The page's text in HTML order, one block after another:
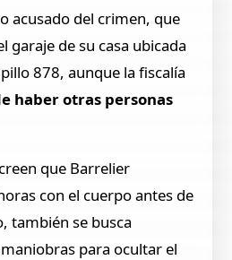
acusado del crimen, que
garaje de su casa ubicada
878, aunque la fiscalía
haber otras personas
que Barrelier
con el cuerpo antes de
también se busca
para ocultar el